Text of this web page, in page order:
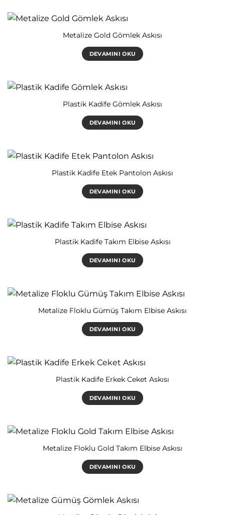
Metalize Gold Gömlek Askısı
DEVAMINI OKU
Plastik Kadife Gömlek Askısı
DEVAMINI OKU
Plastik Kadife Etek Pantolon Askısı
DEVAMINI OKU
Plastik Kadife Takım Elbise Askısı
DEVAMINI OKU
Metalize Floklu Gümüş Takım Elbise Askısı
DEVAMINI OKU
Plastik Kadife Erkek Ceket Askısı
DEVAMINI OKU
Metalize Floklu Gold Takım Elbise Askısı
DEVAMINI OKU